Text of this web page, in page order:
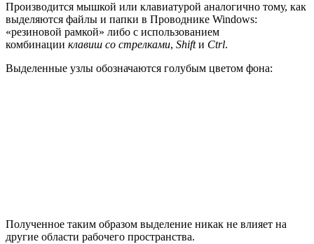
Производится мышкой или клавиатурой аналогично тому, как
выделяются файлы и папки в Проводнике Windows:
«резиновой рамкой» либо с использованием
комбинации клавиш со стрелками, Shiftи Ctrl.
Выделенные узлы обозначаются голубым цветом фона:
Полученное таким образом выделение никак не влияет на
другие области рабочего пространства.